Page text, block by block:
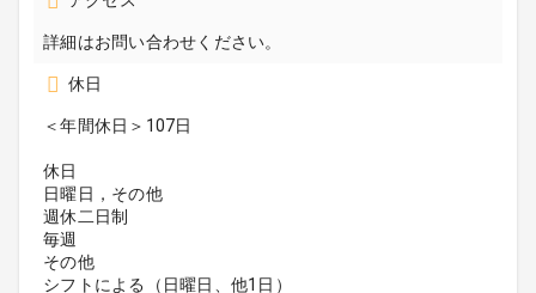
詳細はお問い合わせください。
休日
＜年間休日＞107日
休日
日曜日，その他
週休二日制
毎週
その他
シフトによる（日曜日、他1日）